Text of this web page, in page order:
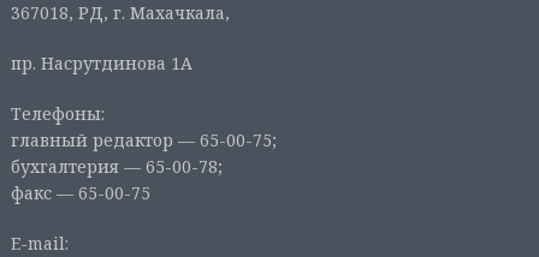
367018, РД, г. Махачкала,
пр. Насрутдинова 1А
Телефоны:
главный редактор — 65-00-75;
бухгалтерия — 65-00-78;
факс — 65-00-75
E-mail: